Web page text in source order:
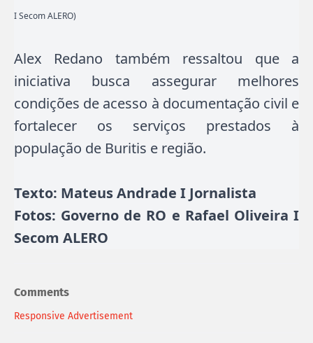
I Secom ALERO)
Alex Redano também ressaltou que a
iniciativa busca assegurar melhores
condições de acesso à documentação civil e
fortalecer os serviços prestados à
população de Buritis e região.
Texto: Mateus Andrade I Jornalista
Fotos: Governo de RO e Rafael Oliveira I
Secom ALERO
Comments
Responsive Advertisement